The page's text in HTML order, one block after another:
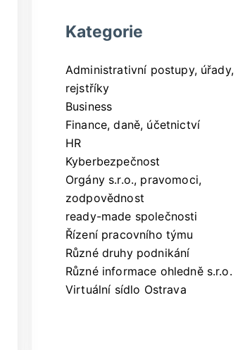
Kategorie
Administrativní postupy, úřady,
rejstříky
Business
Finance, daně, účetnictví
HR
Kyberbezpečnost
Orgány s.r.o., pravomoci,
zodpovědnost
ready-made společnosti
Řízení pracovního týmu
Různé druhy podnikání
Různé informace ohledně s.r.o.
Virtuální sídlo Ostrava